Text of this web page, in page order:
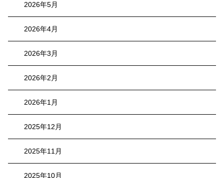
2026年5月
2026年4月
2026年3月
2026年2月
2026年1月
2025年12月
2025年11月
2025年10月